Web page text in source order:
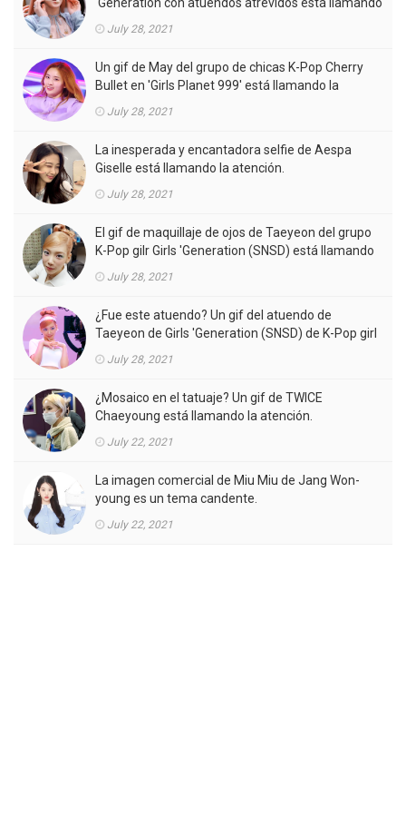
'Generation con atuendos atrevidos está llamando
la atención.
July 28, 2021
Un gif de May del grupo de chicas K-Pop Cherry
Bullet en 'Girls Planet 999' está llamando la
atención.
July 28, 2021
La inesperada y encantadora selfie de Aespa
Giselle está llamando la atención.
July 28, 2021
El gif de maquillaje de ojos de Taeyeon del grupo
K-Pop gilr Girls 'Generation (SNSD) está llamando
la atención.
July 28, 2021
¿Fue este atuendo? Un gif del atuendo de
Taeyeon de Girls 'Generation (SNSD) de K-Pop girl
gorup en el MV está llamando la atención.
July 28, 2021
¿Mosaico en el tatuaje? Un gif de TWICE
Chaeyoung está llamando la atención.
July 22, 2021
La imagen comercial de Miu Miu de Jang Won-
young es un tema candente.
July 22, 2021